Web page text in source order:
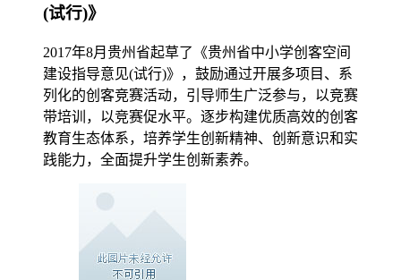
(试行)》
2017年8月贵州省起草了《贵州省中小学创客空间
建设指导意见(试行)》，鼓励通过开展多项目、系
列化的创客竞赛活动，引导师生广泛参与，以竞赛
带培训，以竞赛促水平。逐步构建优质高效的创客
教育生态体系，培养学生创新精神、创新意识和实
践能力，全面提升学生创新素养。